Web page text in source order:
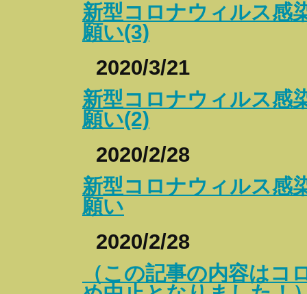
新型コロナウィルス感
願い(3)
2020/3/21
新型コロナウィルス感
願い(2)
2020/2/28
新型コロナウィルス感
願い
2020/2/28
（この記事の内容は